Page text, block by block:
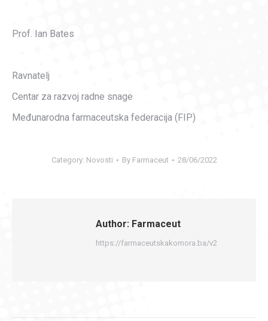
Prof. Ian Bates
Ravnatelj
Centar za razvoj radne snage
Međunarodna farmaceutska federacija (FIP)
Category: Novosti By Farmaceut 28/06/2022
Author: Farmaceut
https://farmaceutskakomora.ba/v2